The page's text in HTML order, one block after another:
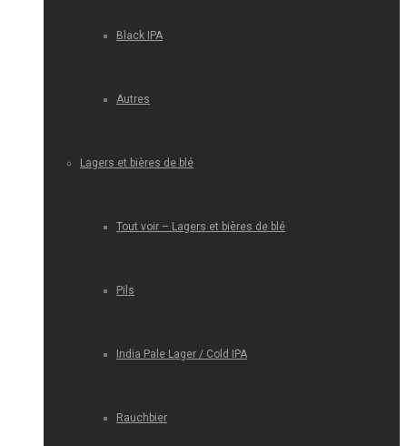
Black IPA
Autres
Lagers et bières de blé
Tout voir – Lagers et bières de blé
Pils
India Pale Lager / Cold IPA
Rauchbier